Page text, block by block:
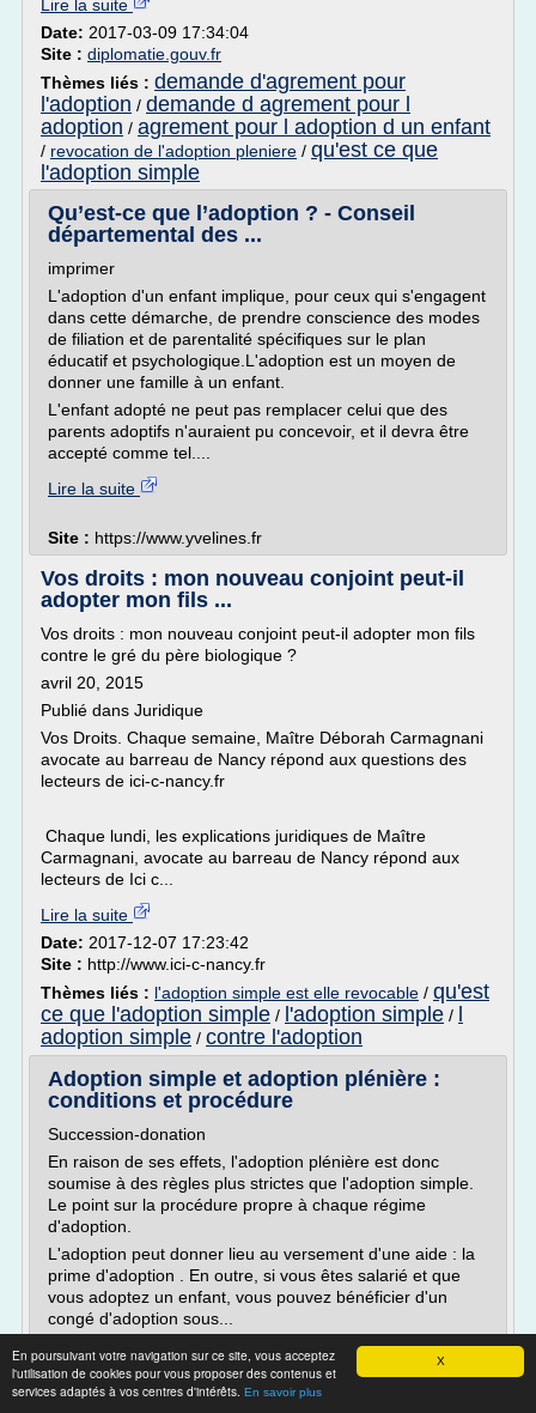
X
En poursuivant votre navigation sur ce site, vous acceptez
l'utilisation de cookies pour vous proposer des contenus et
services adaptés à vos centres d'intérêts. En savoir plus
Lire la suite
Date: 2017-03-09 17:34:04
Site : diplomatie.gouv.fr
Thèmes liés : demande d'agrement pour
l'adoption / demande d agrement pour l
adoption / agrement pour l adoption d un enfant
/ revocation de l'adoption pleniere / qu'est ce que
l'adoption simple
Qu’est-ce que l’adoption ? - Conseil
départemental des ...
imprimer
L'adoption d'un enfant implique, pour ceux qui s'engagent
dans cette démarche, de prendre conscience des modes
de filiation et de parentalité spécifiques sur le plan
éducatif et psychologique.L'adoption est un moyen de
donner une famille à un enfant.
L'enfant adopté ne peut pas remplacer celui que des
parents adoptifs n'auraient pu concevoir, et il devra être
accepté comme tel....
Lire la suite
Site : https://www.yvelines.fr
Vos droits : mon nouveau conjoint peut-il
adopter mon fils ...
Vos droits : mon nouveau conjoint peut-il adopter mon fils
contre le gré du père biologique ?
avril 20, 2015
Publié dans Juridique
Vos Droits. Chaque semaine, Maître Déborah Carmagnani
avocate au barreau de Nancy répond aux questions des
lecteurs de ici-c-nancy.fr
Chaque lundi, les explications juridiques de Maître
Carmagnani, avocate au barreau de Nancy répond aux
lecteurs de Ici c...
Lire la suite
Date: 2017-12-07 17:23:42
Site : http://www.ici-c-nancy.fr
Thèmes liés : l'adoption simple est elle revocable / qu'est
ce que l'adoption simple / l'adoption simple /
adoption simple / contre l'adoption
Adoption simple et adoption plénière :
conditions et procédure
Succession-donation
En raison de ses effets, l'adoption plénière est donc
soumise à des règles plus strictes que l'adoption simple.
Le point sur la procédure propre à chaque régime
d'adoption.
L'adoption peut donner lieu au versement d'une aide : la
prime d'adoption . En outre, si vous êtes salarié et que
vous adoptez un enfant, vous pouvez bénéficier d'un
congé d'adoption sous...
Lire la suite
Date:2017-03-09 09:22:35
Site :
http://droit-finances.commentcamarche.net